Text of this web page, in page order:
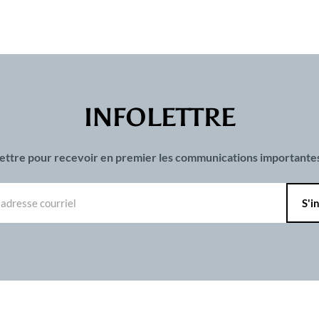
INFOLETTRE
pour recevoir en premier les communications